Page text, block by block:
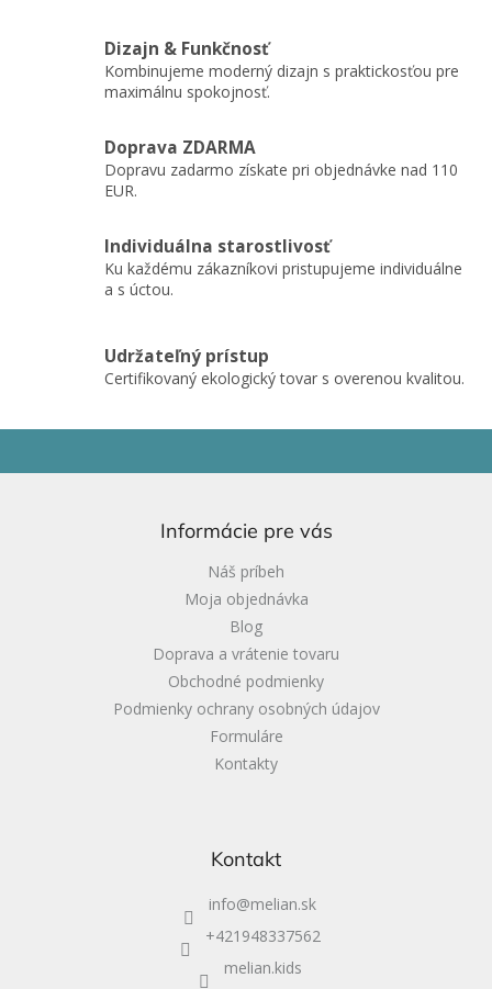
c
i
e
r
v
k
ý
p
Dizajn & Funkčnosť
Kombinujeme moderný dizajn s praktickosťou pre
maximálnu spokojnosť.
Doprava ZDARMA
Dopravu zadarmo získate pri objednávke nad 110
EUR.
Individuálna starostlivosť
Ku každému zákazníkovi pristupujeme individuálne
a s úctou.
Udržateľný prístup
Certifikovaný ekologický tovar s overenou kvalitou.
Informácie pre vás
Náš príbeh
Moja objednávka
Blog
Doprava a vrátenie tovaru
Obchodné podmienky
Podmienky ochrany osobných údajov
Formuláre
Kontakty
Kontakt
info@melian.sk
+421948337562
melian.kids